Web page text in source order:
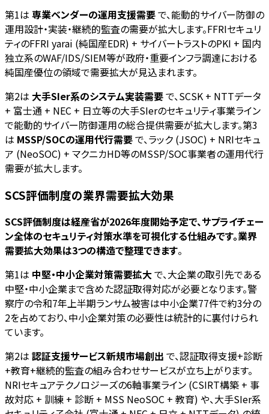
第1は 専業ベンダーの運用支援需要で、能動的サイバー防御の
運用設計・実装・継続的監査の需要が拡大します。FFRIセキュリ
ティのFFRI yarai (純国産EDR) + サイバートラストのPKI + 国内
独立系のWAF/IDS/SIEM等が政府・重要インフラ調達における
純国産優位の領域で需要拡大が見込まれます。
第2は 大手SIer系のシステム実装需要で、SCSK + NTTデータ
+ 富士通 + NEC + 日立等の大手SIerのセキュリティ事業ライン
で能動的サイバー防御運用の総合提供需要が拡大します。第3
は MSSP/SOCの運用代行需要で、ラック (JSOC) + NRIセキュ
ア (NeoSOC) + マクニカHD等のMSSP/SOC事業者の運用代行
需要が拡大します。
SCS評価制度の業界需要拡大効果
SCS評価制度は経産省が2026年度開始予定で、サプライチェー
ン全体のセキュリティ対策水準を可視化する仕組みです。業界
需要拡大効果は3つの構造で整理できます。
第1は 中堅・中小企業対策需要拡大で、大企業の取引先である
中堅・中小企業まで含めた認証取得対応が必要となります。警
察庁の令和7年上半期ランサム被害は中小企業77件で約3分の
2を占めており、中小企業対策の必要性は統計的に裏付けられ
ています。
第2は 認証支援サービス新規市場創出 で、認証取得支援+診断
+教育+継続的監査の組み合わせサービスが立ち上がります。
NRIセキュアテクノロジーズの6軸事業ライン (CSIRT構築 + 事
故対応 + 訓練 + 診断 + MSS NeoSOC + 教育) や、大手SIer系